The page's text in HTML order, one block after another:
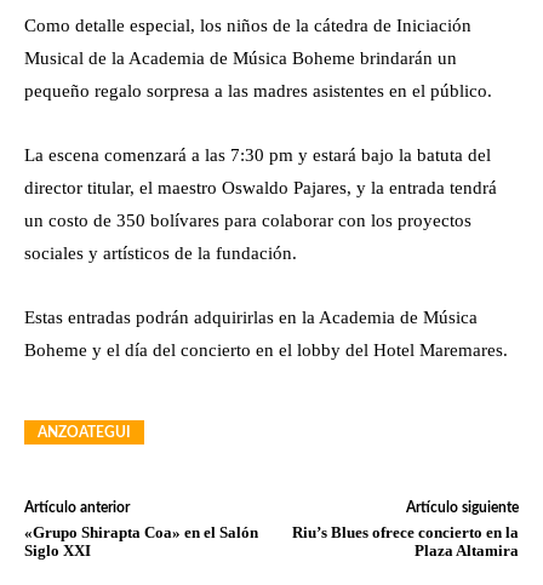
Como detalle especial, los niños de la cátedra de Iniciación
Musical de la Academia de Música Boheme brindarán un
pequeño regalo sorpresa a las madres asistentes en el público.
La escena comenzará a las 7:30 pm y estará bajo la batuta del
director titular, el maestro Oswaldo Pajares, y la entrada tendrá
un costo de 350 bolívares para colaborar con los proyectos
sociales y artísticos de la fundación.
Estas entradas podrán adquirirlas en la Academia de Música
Boheme y el día del concierto en el lobby del Hotel Maremares.
ANZOATEGUI
Artículo anterior
«Grupo Shirapta Coa» en el Salón
Siglo XXI
Artículo siguiente
Riu’s Blues ofrece concierto en la
Plaza Altamira